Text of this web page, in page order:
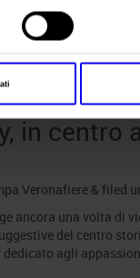
su Rai1. È il
per
la candidatura della
in centro
Veronafiere & filed
ancora una volta di
del centro
agli